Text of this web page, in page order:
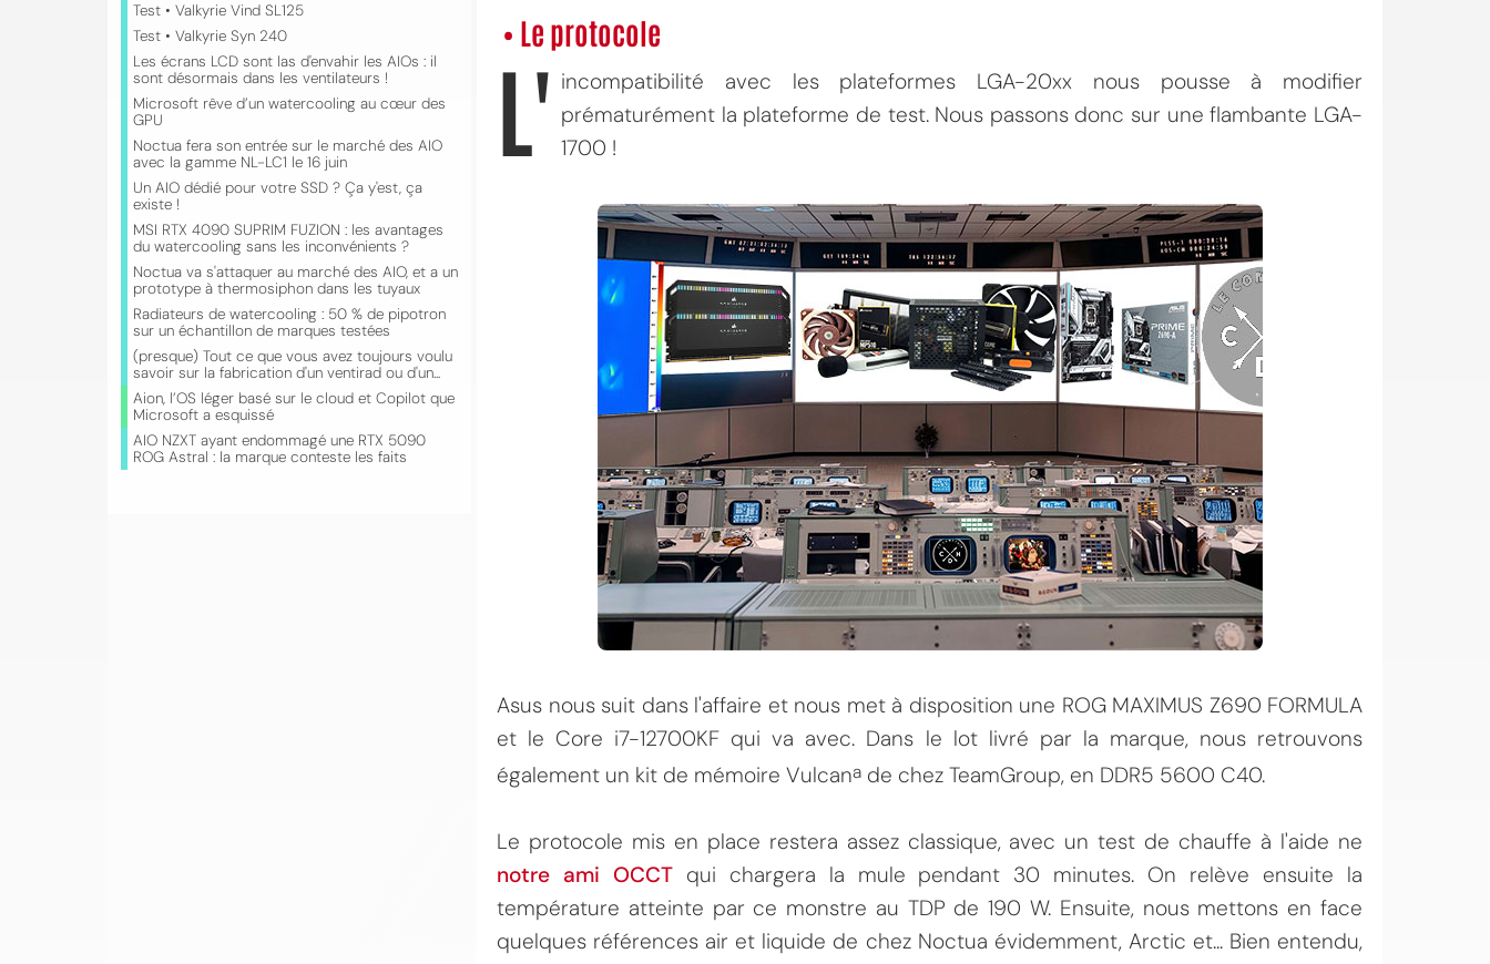
• Le protocole
L' incompatibilité avec les plateformes LGA-20xx nous pousse à modifier
prématurément la plateforme de test. Nous passons donc sur une flambante LGA-
1700 !
Asus nous suit dans l'affaire et nous met à disposition une ROG MAXIMUS Z690 FORMULA
et le Core i7-12700KF qui va avec. Dans le lot livré par la marque, nous retrouvons
également un kit de mémoire Vulcana de chez TeamGroup, en DDR5 5600 C40.
Le protocole mis en place restera assez classique, avec un test de chauffe à l'aide ne
notre ami OCCTqui chargera la mule pendant 30 minutes. On relève ensuite la
température atteinte par ce monstre au TDP de 190 W. Ensuite, nous mettons en face
quelques références air et liquide de chez Noctua évidemment, Arctic et... Bien entendu,
Test • Valkyrie Vind SL125
Test • Valkyrie Syn 240
Les écrans LCD sont las d'envahir les AIOs : il
sont désormais dans les ventilateurs !
Microsoft rêve d’un watercooling au cœur des
GPU
Noctua fera son entrée sur le marché des AIO
avec la gamme NL-LC1 le 16 juin
Un AIO dédié pour votre SSD ? Ça y'est, ça
existe !
MSI RTX 4090 SUPRIM FUZION : les avantages
du watercooling sans les inconvénients ?
Noctua va s'attaquer au marché des AIO, et a un
prototype à thermosiphon dans les tuyaux
Radiateurs de watercooling : 50 % de pipotron
sur un échantillon de marques testées
(presque) Tout ce que vous avez toujours voulu
savoir sur la fabrication d'un ventirad ou d'un...
Aion, l’OS léger basé sur le cloud et Copilot que
Microsoft a esquissé
AIO NZXT ayant endommagé une RTX 5090
ROG Astral : la marque conteste les faits